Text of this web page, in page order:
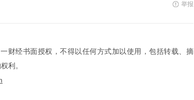
举报
财经书面授权，不得以任何方式加以使用，包括转载、摘
利。